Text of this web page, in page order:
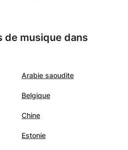
de musique dans
Arabie saoudite
Belgique
Chine
Estonie